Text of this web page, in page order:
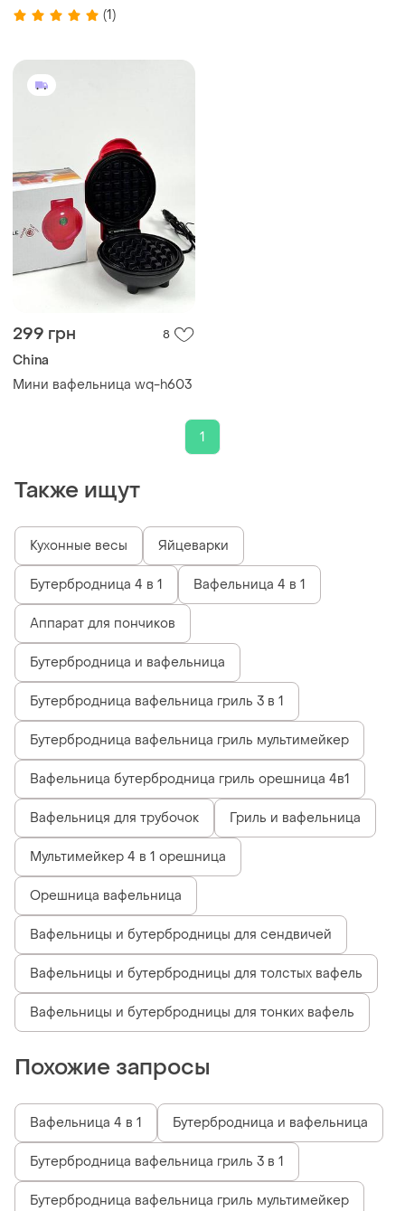
xl-287 с антипригарным
покрытием
(1)
299 грн 8
China
Мини вафельница wq-h603
1
Также ищут
Кухонные весы Яйцеварки
Бутербродница 4 в 1 Вафельница 4 в 1
Аппарат для пончиков
Бутербродница и вафельница
Бутербродница вафельница гриль 3 в 1
Бутербродница вафельница гриль мультимейкер
Вафельница бутербродница гриль орешница 4в1
Вафельниця для трубочок Гриль и вафельница
Мультимейкер 4 в 1 орешница
Орешница вафельница
Вафельницы и бутербродницы для сендвичей
Вафельницы и бутербродницы для толстых вафель
Вафельницы и бутербродницы для тонких вафель
Похожие запросы
Вафельница 4 в 1 Бутербродница и вафельница
Бутербродница вафельница гриль 3 в 1
Бутербродница вафельница гриль мультимейкер